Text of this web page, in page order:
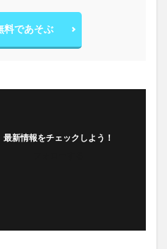
料であそぶ
最新情報をチェックしよう！